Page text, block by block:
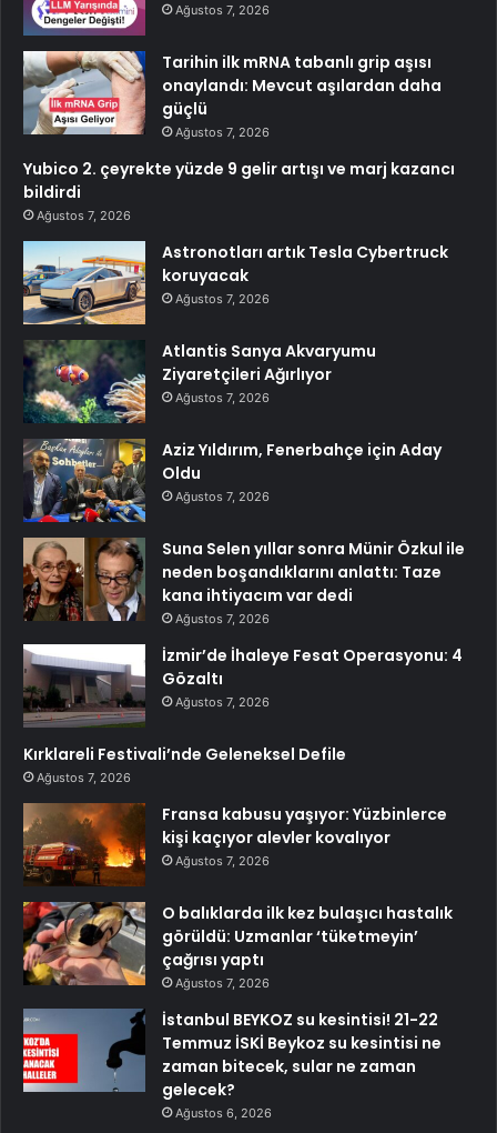
Ağustos 7, 2026
Tarihin ilk mRNA tabanlı grip aşısı
onaylandı: Mevcut aşılardan daha
güçlü
Ağustos 7, 2026
Yubico 2. çeyrekte yüzde 9 gelir artışı ve marj kazancı
bildirdi
Ağustos 7, 2026
Astronotları artık Tesla Cybertruck
koruyacak
Ağustos 7, 2026
Atlantis Sanya Akvaryumu
Ziyaretçileri Ağırlıyor
Ağustos 7, 2026
Aziz Yıldırım, Fenerbahçe için Aday
Oldu
Ağustos 7, 2026
Suna Selen yıllar sonra Münir Özkul ile
neden boşandıklarını anlattı: Taze
kana ihtiyacım var dedi
Ağustos 7, 2026
İzmir’de İhaleye Fesat Operasyonu: 4
Gözaltı
Ağustos 7, 2026
Kırklareli Festivali’nde Geleneksel Defile
Ağustos 7, 2026
Fransa kabusu yaşıyor: Yüzbinlerce
kişi kaçıyor alevler kovalıyor
Ağustos 7, 2026
O balıklarda ilk kez bulaşıcı hastalık
görüldü: Uzmanlar ‘tüketmeyin’
çağrısı yaptı
Ağustos 7, 2026
İstanbul BEYKOZ su kesintisi! 21-22
Temmuz İSKİ Beykoz su kesintisi ne
zaman bitecek, sular ne zaman
gelecek?
Ağustos 6, 2026